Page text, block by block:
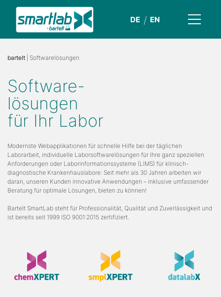
DE EN
bartelt | Softwarelösungen
Software-
lösungen
für Ihr Labor
Modernste Webapplikationen für schnelle Hilfe bei der täglichen
Laborarbeit, individuelle Laborsoftwarelösungen für Ihre ganz speziellen
Anforderungen oder Laborinformationssysteme (LIMS) für klinisch-
diagnostische Krankenhauslabore: Seit mehr als 30 Jahren arbeiten wir
daran, unseren Kunden innovative Anwendungen – inklusive umfassender
Beratung für optimale Lösungen, bieten zu können!
Bartelt SmartLab steht für Professionalität, Qualität und Zuverlässigkeit und
ist bereits seit 1999 ISO 9001:2015 zertifiziert.